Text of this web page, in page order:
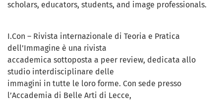
scholars, educators, students, and image professionals.
I.Con – Rivista internazionale di Teoria e Pratica
dell’Immagine è una rivista
accademica sottoposta a peer review, dedicata allo
studio interdisciplinare delle
immagini in tutte le loro forme. Con sede presso
l’Accademia di Belle Arti di Lecce,